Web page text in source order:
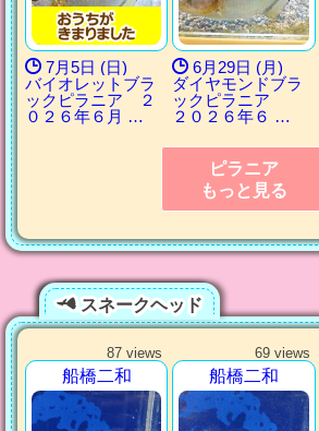
7月5日 (日)
バイオレットブラ
ックピラニア ２
０２６年６月 …
6月29日 (月)
ダイヤモンドブラ
ックピラニア
２０２６年６ …
ピラニア
もっと見る
スネークヘッド
87 views
船橋二和
69 views
船橋二和